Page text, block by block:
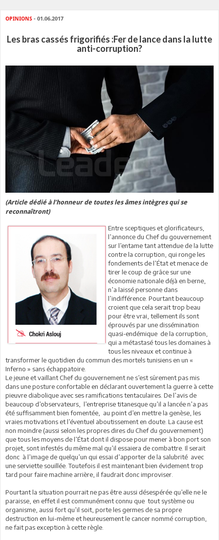
OPINIONS - 01.06.2017
Les bras cassés frigorifiés :Fer de lance dans la lutte
anti-corruption?
(Article dédié à l’honneur de toutes les âmes intègres qui se
reconnaîtront)
Entre sceptiques et glorificateurs,
l’annonce du Chef du gouvernement
sur l’entame tant attendue de la lutte
contre la corruption, qui ronge les
fondements de l’État et menace de
tirer le coup de grâce sur une
économie nationale déjà en berne,
n’a laissé personne dans
l’indifférence. Pourtant beaucoup
croient que cela serait trop beau
pour être vrai, tellement ils sont
éprouvés par une dissémination
quasi-endémique de la corruption,
qui a métastasé tous les domaines à
tous les niveaux et continue à
transformer le quotidien du commun des mortels tunisiens en un «
Inferno » sans échappatoire.
Le jeune et vaillant Chef du gouvernement ne s’est sûrement pas mis
dans une posture confortable en déclarant ouvertement la guerre à cette
pieuvre diabolique avec ses ramifications tentaculaires. De l’avis de
beaucoup d’observateurs, l’entreprise titanesque qu’il a lancée n’a pas
été suffisamment bien fomentée, au point d’en mettre la genèse, les
vraies motivations et l’éventuel aboutissement en doute. La cause est
non moindre (aussi selon les propres dires du Chef du gouvernement)
que tous les moyens de l’État dont il dispose pour mener à bon port son
projet, sont infestés du même mal qu’il essaiera de combattre. Il serait
donc à l’image de quelqu’un qui essai d’apporter de la salubrité avec
une serviette souillée. Toutefois il est maintenant bien évidement trop
tard pour faire machine arrière, il faudrait donc improviser.
Pourtant la situation pourrait ne pas être aussi désespérée qu’elle ne le
paraisse, en effet il est communément connu que tout système ou
organisme, aussi fort qu’il soit, porte les germes de sa propre
destruction en lui-même et heureusement le cancer nommé corruption,
ne fait pas exception à cette règle.